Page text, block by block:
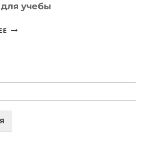
учебы
КАКОЙ
2026:
10